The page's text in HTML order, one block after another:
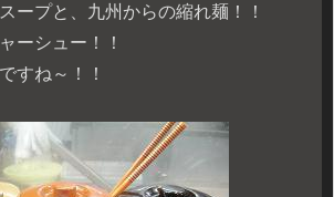
ープと、九州からの縮れ麺！！
ーシュー！！
すね～！！